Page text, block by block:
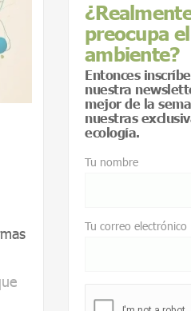
preocupa
ambiente?
Entonces
nuestra
mejor de la
nuestras
ecología.
Tu nombre
Tu correo electrónico